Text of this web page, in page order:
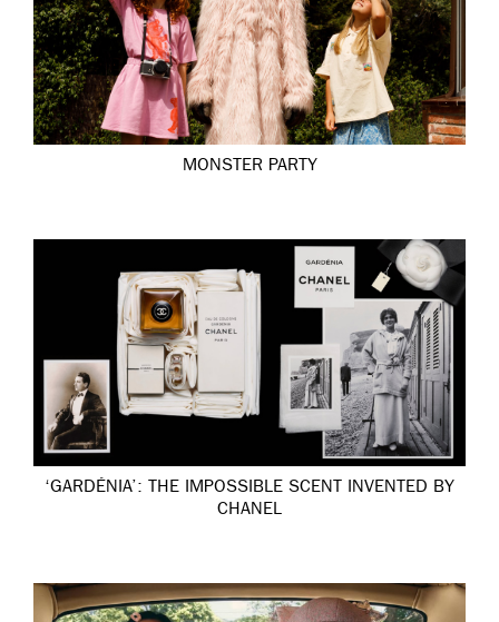
MONSTER PARTY
‘GARDÉNIA’: THE IMPOSSIBLE SCENT INVENTED BY
CHANEL